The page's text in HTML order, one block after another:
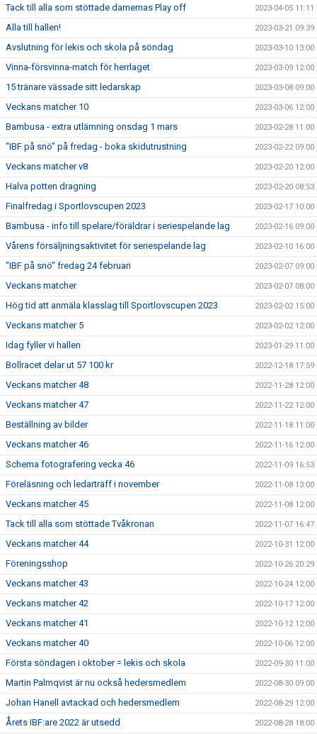
Tack till alla som stöttade damernas Play off 2023-04-05 11:11
Alla till hallen! 2023-03-21 09:39
Avslutning för lekis och skola på söndag 2023-03-10 13:00
Vinna-försvinna-match för herrlaget 2023-03-09 12:00
15 tränare vässade sitt ledarskap 2023-03-08 09:00
Veckans matcher 10 2023-03-06 12:00
Bambusa - extra utlämning onsdag 1 mars 2023-02-28 11:00
"IBF på snö" på fredag - boka skidutrustning 2023-02-22 09:00
Veckans matcher v8 2023-02-20 12:00
Halva potten dragning 2023-02-20 08:53
Finalfredag i Sportlovscupen 2023 2023-02-17 10:00
Bambusa - info till spelare/föräldrar i seriespelande lag 2023-02-16 09:00
Vårens försäljningsaktivitet för seriespelande lag 2023-02-10 16:00
"IBF på snö" fredag 24 februari 2023-02-07 09:00
Veckans matcher 2023-02-07 08:00
Hög tid att anmäla klasslag till Sportlovscupen 2023 2023-02-02 15:00
Veckans matcher 5 2023-02-02 12:00
Idag fyller vi hallen 2023-01-29 11:00
Bollracet delar ut 57 100 kr 2022-12-18 17:59
Veckans matcher 48 2022-11-28 12:00
Veckans matcher 47 2022-11-22 12:00
Beställning av bilder 2022-11-18 11:00
Veckans matcher 46 2022-11-16 12:00
Schema fotografering vecka 46 2022-11-09 16:53
Föreläsning och ledarträff i november 2022-11-08 13:00
Veckans matcher 45 2022-11-08 12:00
Tack till alla som stöttade Tvåkronan 2022-11-07 16:47
Veckans matcher 44 2022-10-31 12:00
Föreningsshop 2022-10-26 20:29
Veckans matcher 43 2022-10-24 12:00
Veckans matcher 42 2022-10-17 12:00
Veckans matcher 41 2022-10-12 12:00
Veckans matcher 40 2022-10-06 12:00
Första söndagen i oktober = lekis och skola 2022-09-30 11:00
Martin Palmqvist är nu också hedersmedlem 2022-08-30 09:00
Johan Hanell avtackad och hedersmedlem 2022-08-29 12:00
Årets IBF:are 2022 är utsedd 2022-08-28 18:00